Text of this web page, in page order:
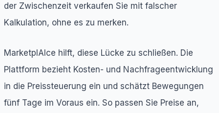
der Zwischenzeit verkaufen Sie mit falscher
Kalkulation, ohne es zu merken.
MarketplAIce hilft, diese Lücke zu schließen. Die
Plattform bezieht Kosten- und Nachfrageentwicklung
in die Preissteuerung ein und schätzt Bewegungen
fünf Tage im Voraus ein. So passen Sie Preise an,